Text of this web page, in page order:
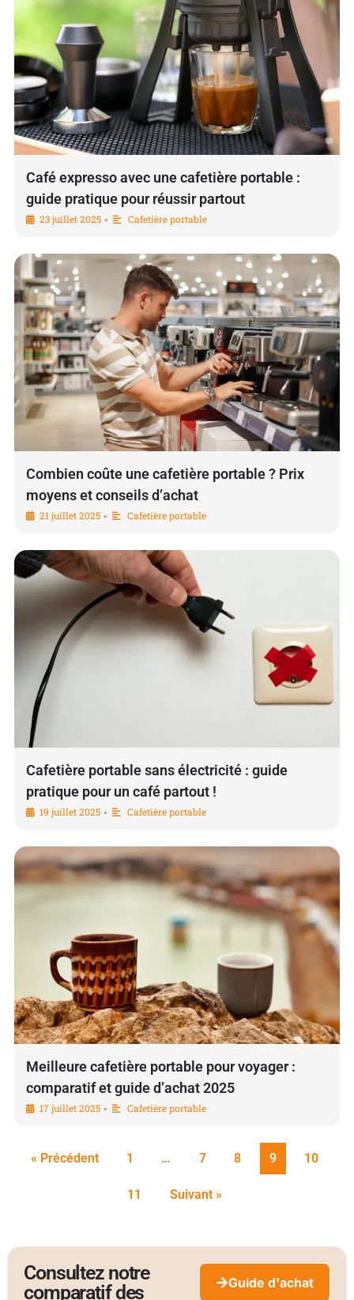
Café expresso avec une cafetière portable :
guide pratique pour réussir partout
23 juillet 2025 • Cafetière portable
Combien coûte une cafetière portable ? Prix
moyens et conseils d’achat
21 juillet 2025 • Cafetière portable
Cafetière portable sans électricité : guide
pratique pour un café partout !
19 juillet 2025 • Cafetière portable
Meilleure cafetière portable pour voyager :
comparatif et guide d’achat 2025
17 juillet 2025 • Cafetière portable
« Précédent 1 … 7 8 9 10
11 Suivant »
Consultez notre
comparatif des
Guide d'achat